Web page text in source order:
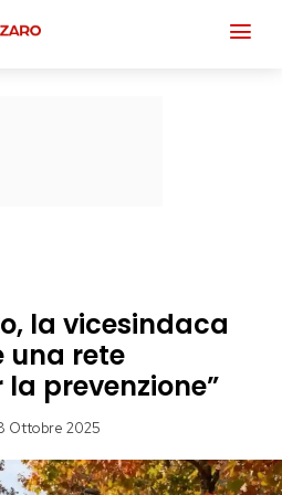
la vicesindaca
una rete
prevenzione”
Ottobre 2025